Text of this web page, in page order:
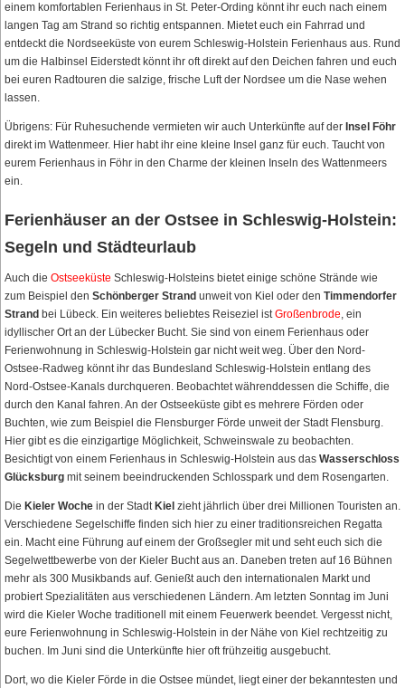
einem komfortablen Ferienhaus in St. Peter-Ording könnt ihr euch nach einem
langen Tag am Strand so richtig entspannen. Mietet euch ein Fahrrad und
entdeckt die Nordseeküste von eurem Schleswig-Holstein Ferienhaus aus. Rund
um die Halbinsel Eiderstedt könnt ihr oft direkt auf den Deichen fahren und euch
bei euren Radtouren die salzige, frische Luft der Nordsee um die Nase wehen
lassen.
Übrigens: Für Ruhesuchende vermieten wir auch Unterkünfte auf der Insel Föhr
direkt im Wattenmeer. Hier habt ihr eine kleine Insel ganz für euch. Taucht von
eurem Ferienhaus in Föhr in den Charme der kleinen Inseln des Wattenmeers
ein.
Ferienhäuser an der Ostsee in Schleswig-Holstein:
Segeln und Städteurlaub
Auch die Ostseeküste Schleswig-Holsteins bietet einige schöne Strände wie
zum Beispiel den Schönberger Strand unweit von Kiel oder den Timmendorfer
Strand bei Lübeck. Ein weiteres beliebtes Reiseziel istGroßenbrode, ein
idyllischer Ort an der Lübecker Bucht. Sie sind von einem Ferienhaus oder
Ferienwohnung in Schleswig-Holstein gar nicht weit weg. Über den Nord-
Ostsee-Radweg könnt ihr das Bundesland Schleswig-Holstein entlang des
Nord-Ostsee-Kanals durchqueren. Beobachtet währenddessen die Schiffe, die
durch den Kanal fahren. An der Ostseeküste gibt es mehrere Förden oder
Buchten, wie zum Beispiel die Flensburger Förde unweit der Stadt Flensburg.
Hier gibt es die einzigartige Möglichkeit, Schweinswale zu beobachten.
Besichtigt von einem Ferienhaus in Schleswig-Holstein aus das Wasserschloss
Glücksburg mit seinem beeindruckenden Schlosspark und dem Rosengarten.
Die Kieler Woche in der Stadt Kiel zieht jährlich über drei Millionen Touristen an.
Verschiedene Segelschiffe finden sich hier zu einer traditionsreichen Regatta
ein. Macht eine Führung auf einem der Großsegler mit und seht euch sich die
Segelwettbewerbe von der Kieler Bucht aus an. Daneben treten auf 16 Bühnen
mehr als 300 Musikbands auf. Genießt auch den internationalen Markt und
probiert Spezialitäten aus verschiedenen Ländern. Am letzten Sonntag im Juni
wird die Kieler Woche traditionell mit einem Feuerwerk beendet. Vergesst nicht,
eure Ferienwohnung in Schleswig-Holstein in der Nähe von Kiel rechtzeitig zu
buchen. Im Juni sind die Unterkünfte hier oft frühzeitig ausgebucht.
Dort, wo die Kieler Förde in die Ostsee mündet, liegt einer der bekanntesten und